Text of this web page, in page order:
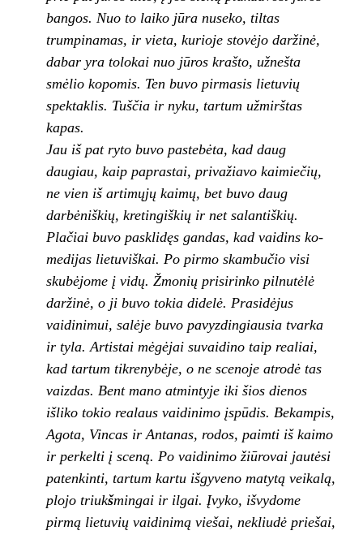
bangos. Nuo to laiko jūra nuseko, tiltas
trumpinamas, ir vieta, kurioje stovėjo daržinė,
dabar yra tolokai nuo jūros krašto, užnešta
smėlio kopomis. Ten bu­vo pirmasis lietuvių
spektaklis. Tuščia ir nyku, tartum užmirštas
kapas.
Jau iš pat ryto buvo pastebėta, kad daug
daugiau, kaip paprastai, pri­važiavo kaimiečių,
ne vien iš artimųjų kaimų, bet buvo daug
darbėniškių, kretingiškių ir net salantiškių.
Plačiai buvo pasklidęs gan­das, kad vaidins ko­
medijas lietuviškai. Po pirmo skambu­čio visi
skubėjome į vidų. Žmonių prisirinko pilnutėlė
darži­nė, o ji buvo tokia didelė. Prasidėjus
vaidinimui, salėje buvo pa­vyzdingiausia tvarka
ir tyla. Artistai mėgėjai su­vaidino taip realiai,
kad tartum tikrenybėje, o ne scenoje atrodė tas
vaizdas. Bent mano at­mintyje iki šios dienos
išliko tokio realaus vai­dinimo įspūdis. Bekampis,
Agota, Vincas ir An­tanas, rodos, paimti iš kaimo
ir perkelti į sce­ną. Po vaidinimo žiūrovai jautėsi
patenkinti, tar­tum kartu išgyveno matytą veikalą,
plojo triukšmingai ir ilgai. Įvyko, išvydo­me
pirmą lie­tuvių vaidini­mą viešai, ne­kliudė priešai,